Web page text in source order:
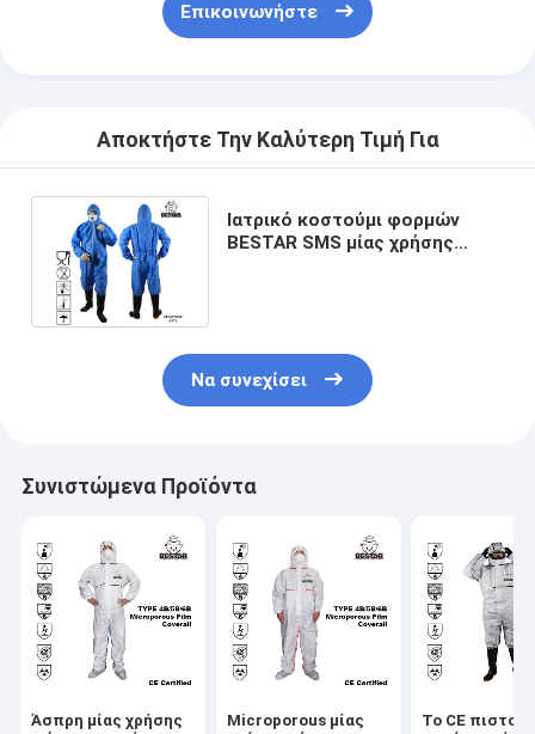
Επικοινωνήστε
Αποκτήστε Την Καλύτερη Τιμή Για
Ιατρικό κοστούμι φορμών
BESTAR SMS μίας χρήσης
Να συνεχίσει
Συνιστώμενα Προϊόντα
Άσπρη μίας χρήσης
Microporous μίας
Το CE